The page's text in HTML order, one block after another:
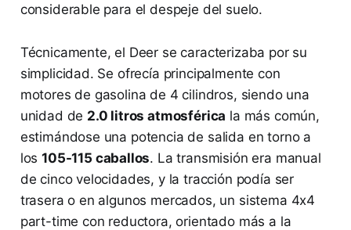
considerable para el despeje del suelo.
Técnicamente, el Deer se caracterizaba por su
simplicidad. Se ofrecía principalmente con
motores de gasolina de 4 cilindros, siendo una
unidad de 2.0 litros atmosférica la más común,
estimándose una potencia de salida en torno a
los105-115 caballos. La transmisión era manual
de cinco velocidades, y la tracción podía ser
trasera o en algunos mercados, un sistema 4x4
part-time con reductora, orientado más a la